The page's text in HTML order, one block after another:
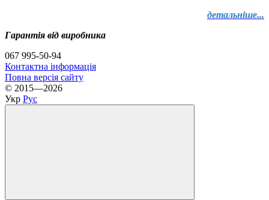
детальніше...
Гарантія від виробника
067 995-50-94
Контактна інформація
Повна версія сайту
© 2015—2026
Укр Рус